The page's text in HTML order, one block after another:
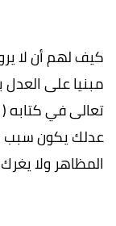
كيف لهم أن لا
مبنيا على العدل
تعالى في كتابه
عدلك يكون سبب
المظاهر ولا